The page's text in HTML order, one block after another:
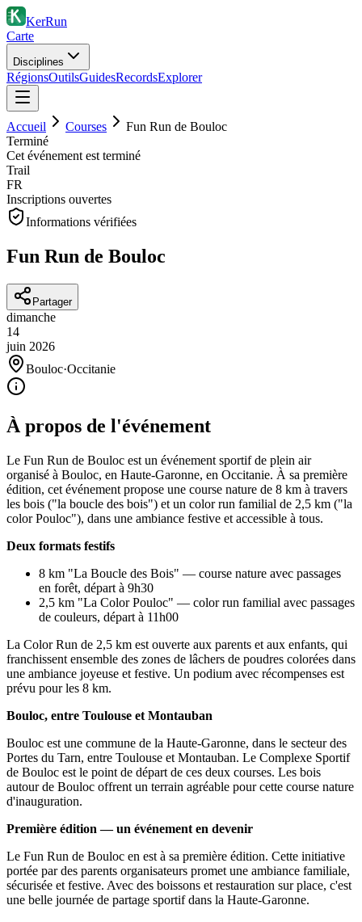
KerRun
Carte
Disciplines
RégionsOutilsGuidesRecordsExplorer
Accueil Courses
Fun Run de Bouloc
Terminé
Cet événement est terminé
Trail
FR
Inscriptions ouvertes
Informations vérifiées
Fun Run de Bouloc
Partager
dimanche
14
juin 2026
Bouloc·Occitanie
À propos de l'événement
Le Fun Run de Bouloc est un événement sportif de plein air
organisé à Bouloc, en Haute-Garonne, en Occitanie. À sa première
édition, cet événement propose une course nature de 8 km à travers
les bois ("la boucle des bois") et un color run familial de 2,5 km ("la
color Pouloc"), dans une ambiance festive et accessible à tous.
Deux formats festifs
8 km "La Boucle des Bois" — course nature avec passages
en forêt, départ à 9h30
2,5 km "La Color Pouloc" — color run familial avec passages
de couleurs, départ à 11h00
La Color Run de 2,5 km est ouverte aux parents et aux enfants, qui
franchissent ensemble des zones de lâchers de poudres colorées dans
une ambiance joyeuse et festive. Un podium avec récompenses est
prévu pour les 8 km.
Bouloc, entre Toulouse et Montauban
Bouloc est une commune de la Haute-Garonne, dans le secteur des
Portes du Tarn, entre Toulouse et Montauban. Le Complexe Sportif
de Bouloc est le point de départ de ces deux courses. Les bois
autour de Bouloc offrent un terrain agréable pour cette course nature
d'inauguration.
Première édition — un événement en devenir
Le Fun Run de Bouloc en est à sa première édition. Cette initiative
portée par des parents organisateurs promet une ambiance familiale,
sécurisée et festive. Avec des boissons et restauration sur place, c'est
une belle journée de partage sportif dans la Haute-Garonne.